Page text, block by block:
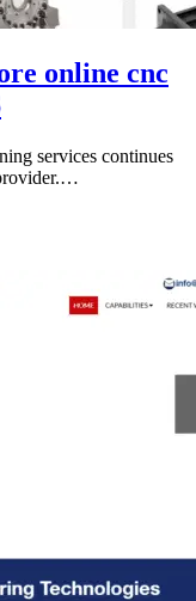
online cnc
services continues